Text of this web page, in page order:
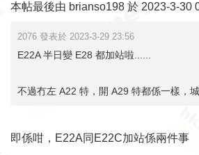
本帖最後由 brianso198 於 2023-3-30
2076 發表於 2023-3-29 23:56
E22A 半日變 E28 都加站啦......
不過冇左 A22 特，開 A29 特都係一樣，
即係咁，E22A同E22C加站係兩件事